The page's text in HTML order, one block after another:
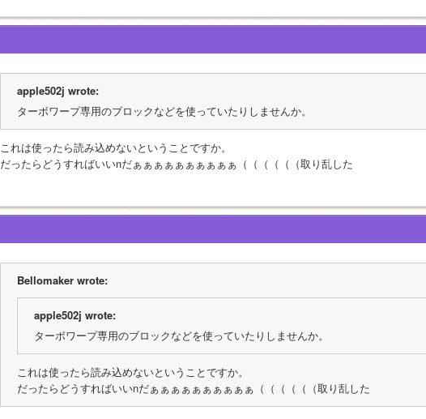
apple502j wrote:
ターボワープ専用のブロックなどを使っていたりしませんか。
これは使ったら読み込めないということですか。
だったらどうすればいいnだぁぁぁぁぁぁぁぁぁぁ（（（（（（取り乱した
Bellomaker wrote:
apple502j wrote:
ターボワープ専用のブロックなどを使っていたりしませんか。
これは使ったら読み込めないということですか。
だったらどうすればいいnだぁぁぁぁぁぁぁぁぁぁ（（（（（（取り乱した